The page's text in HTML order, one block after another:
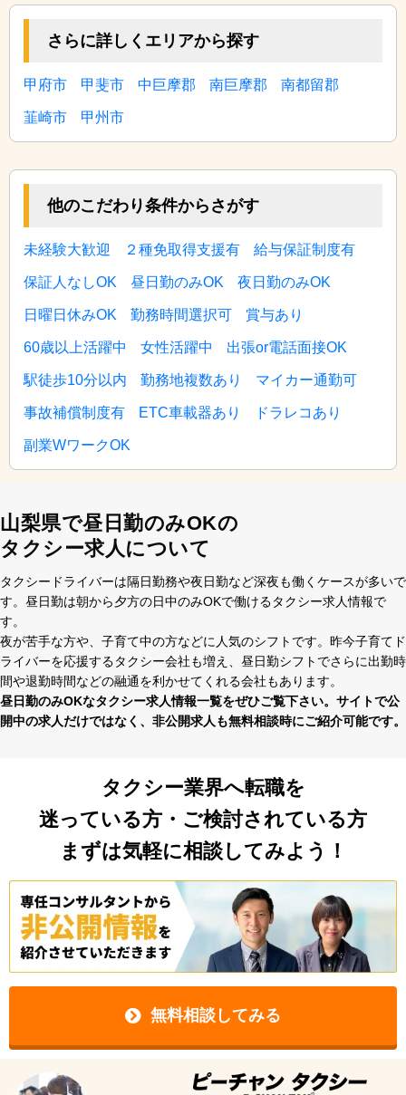
さらに詳しくエリアから探す
甲府市 甲斐市 中巨摩郡 南巨摩郡 南都留郡
韮崎市 甲州市
他のこだわり条件からさがす
未経験大歓迎 ２種免取得支援有 給与保証制度有
保証人なしOK 昼日勤のみOK 夜日勤のみOK
日曜日休みOK 勤務時間選択可 賞与あり
60歳以上活躍中 女性活躍中 出張or電話面接OK
駅徒歩10分以内 勤務地複数あり マイカー通勤可
事故補償制度有 ETC車載器あり ドラレコあり
副業WワークOK
山梨県で昼日勤のみOKの
タクシー求人について
タクシードライバーは隔⽇勤務や夜⽇勤など深夜も働くケースが多いで
す。昼⽇勤は朝から⼣⽅の⽇中のみOKで働けるタクシー求⼈情報で
す。
夜が苦⼿な⽅や、⼦育て中の⽅などに⼈気のシフトです。昨今⼦育てド
ライバーを応援するタクシー会社も増え、昼⽇勤シフトでさらに出勤時
間や退勤時間などの融通を利かせてくれる会社もあります。
昼⽇勤のみOKなタクシー求⼈情報⼀覧をぜひご覧下さい。サイトで公
開中の求⼈だけではなく、⾮公開求⼈も無料相談時にご紹介可能です。
タクシー業界へ転職を
迷っている方・ご検討されている方
まずは気軽に相談してみよう！
無料相談してみる